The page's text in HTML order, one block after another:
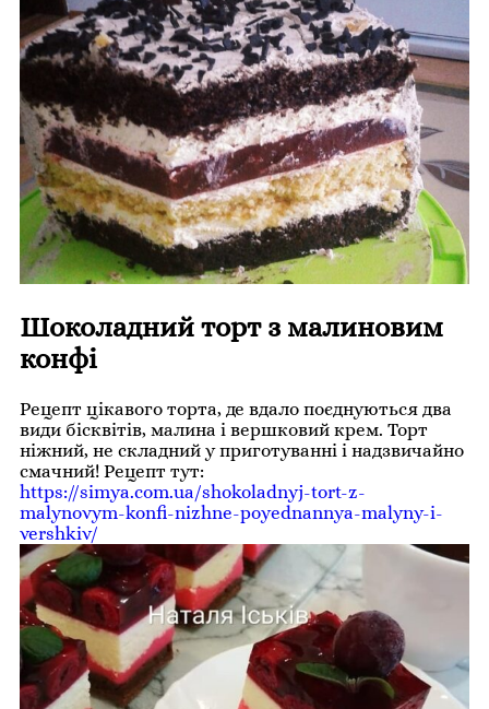
Шоколадний торт з малиновим
конфі
Рецепт цікавого торта, де вдало поєднуються два
види бісквітів, малина і вершковий крем. Торт
ніжний, не складний у приготуванні і надзвичайно
смачний! Рецепт тут:
https://simya.com.ua/shokoladnyj-tort-z-
malynovym-konfi-nizhne-poyednannya-malyny-i-
vershkiv/